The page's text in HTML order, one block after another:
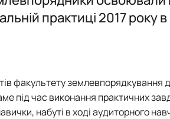
робота
атмосферного повітря
(матеріально-технічне
кваліфікаційних робіт
гурток «Геодезія»
гурток «Топографо-
гурток «Інженерна геодезія»
консультацій
практиці 2017 року в
факультету землевпорядкування
під час виконання практичних
набуті в ході аудиторного